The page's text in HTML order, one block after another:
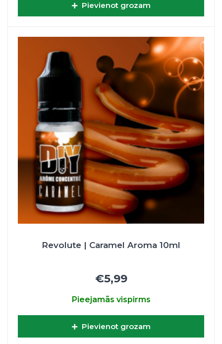
Pievienot grozam
Revolute | Caramel Aroma 10ml
€5,99
Pieejamās vispirms
Pievienot grozam